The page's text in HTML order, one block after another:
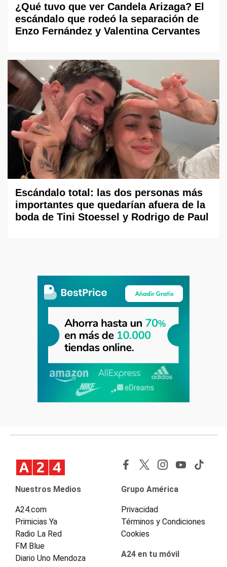
¿Qué tuvo que ver Candela Arizaga? El
escándalo que rodeó la separación de
Enzo Fernández y Valentina Cervantes
Escándalo total: las dos personas más
importantes que quedarían afuera de la
boda de Tini Stoessel y Rodrigo de Paul
Nuestros Medios
A24.com
Primicias Ya
Radio La Red
FM Blue
Diario Uno Mendoza
Grupo América
Privacidad
Términos y Condiciones
Cookies
A24 en tu móvil